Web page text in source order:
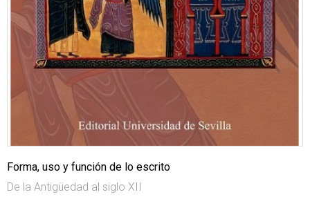
Forma, uso y función de lo escrito
De la Antigüedad al siglo XII